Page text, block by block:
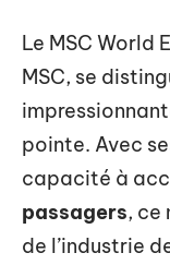
Le MSC World
MSC, se
pointe. Avec
capacité à
passagers, ce
de l’industrie